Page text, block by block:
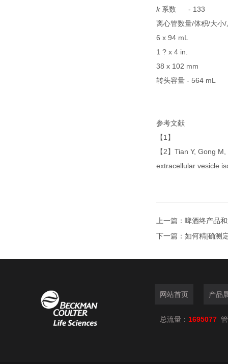
k 系数 - 133
离心管数量/体积/大小/
6 x 94 mL
1 ? x 4 in.
38 x 102 mm
转头容量 - 564 mL
参考文献
【1】
【2】 Tian Y, Gong
extracellular vesicle
上一篇： 啤酒终产品
下一篇： 如何精|确测
网站首页 产品
总流量： 1695077